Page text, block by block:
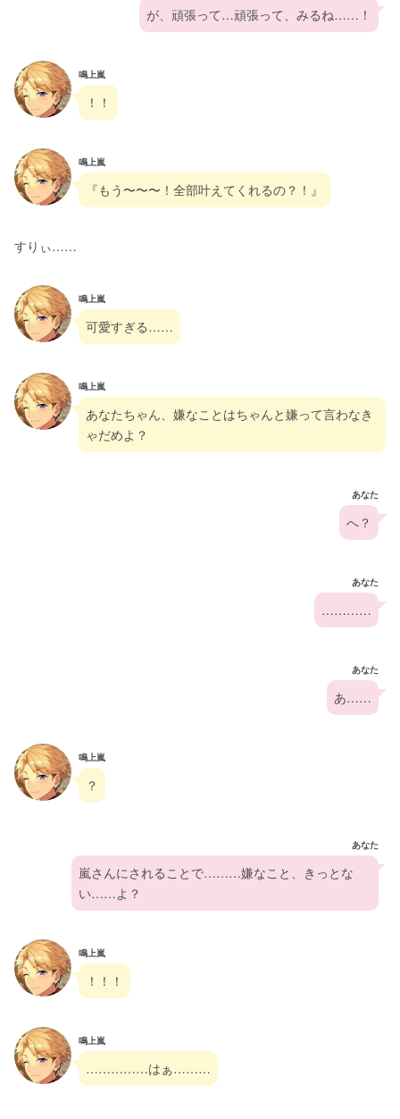
が、頑張って…頑張って、みるね……！
鳴上嵐
！！
鳴上嵐
『もう〜〜〜！全部叶えてくれるの？！』
すりぃ……
鳴上嵐
可愛すぎる……
鳴上嵐
あなたちゃん、嫌なことはちゃんと嫌って言わなき
ゃだめよ？
あなた
へ？
あなた
…………
あなた
あ……
鳴上嵐
？
あなた
嵐さんにされることで………嫌なこと、きっとな
い……よ？
鳴上嵐
！！！
鳴上嵐
……………はぁ………